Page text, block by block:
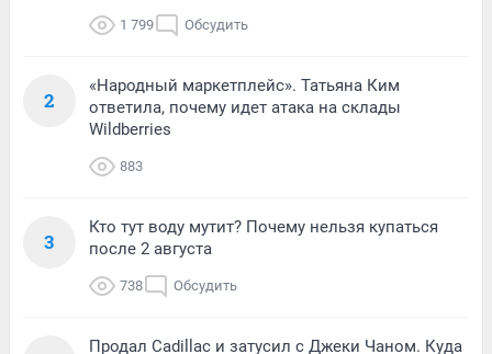
1 799 Обсудить
2
«Народный маркетплейс». Татьяна Ким
ответила, почему идет атака на склады
Wildberries
883
3
Кто тут воду мутит? Почему нельзя купаться
после 2 августа
738 Обсудить
Продал Cadillac и затусил с Джеки Чаном. Куда